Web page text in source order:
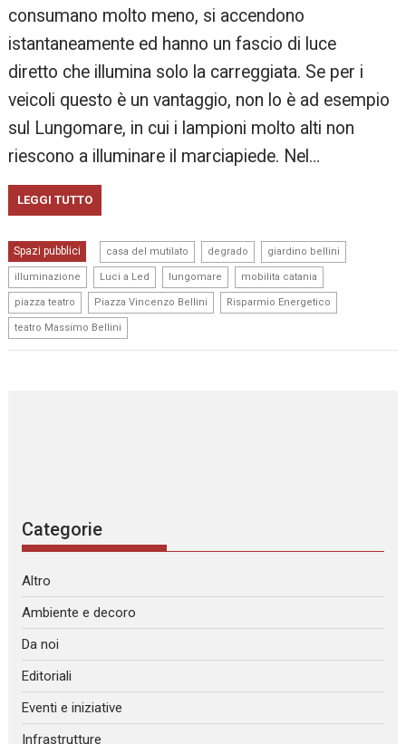
consumano molto meno, si accendono
istantaneamente ed hanno un fascio di luce
diretto che illumina solo la carreggiata. Se per i
veicoli questo è un vantaggio, non lo è ad esempio
sul Lungomare, in cui i lampioni molto alti non
riescono a illuminare il marciapiede. Nel…
LEGGI TUTTO
Spazi pubblici casa del mutilato degrado giardino bellini
illuminazione Luci a Led lungomare mobilita catania
piazza teatro Piazza Vincenzo Bellini Risparmio Energetico
teatro Massimo Bellini
Categorie
Altro
Ambiente e decoro
Da noi
Editoriali
Eventi e iniziative
Infrastrutture